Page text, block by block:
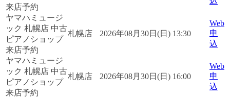
来店予約
ヤマハミュージ
ック 札幌店 中古
ピアノショップ
来店予約
札幌店 2026年08月30日(日) 13:30
Web
申
込
ヤマハミュージ
ック 札幌店 中古
ピアノショップ
来店予約
札幌店 2026年08月30日(日) 16:00
Web
申
込